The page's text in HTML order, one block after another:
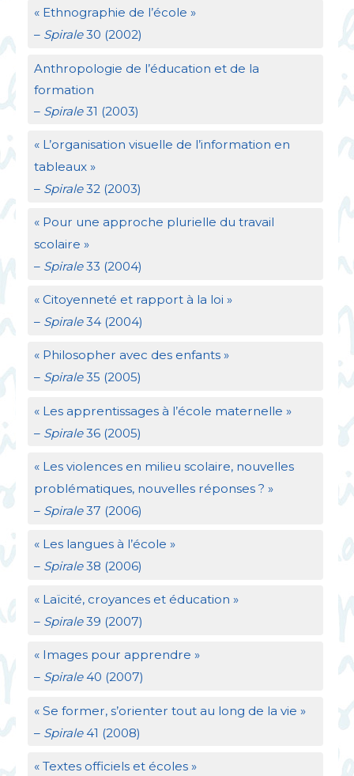
« Ethnographie de l’école »
– Spirale30 (2002)
Anthropologie de l’éducation et de la
formation
– Spirale31 (2003)
« L’organisation visuelle de l’information en
tableaux »
– Spirale32 (2003)
« Pour une approche plurielle du travail
scolaire »
– Spirale33 (2004)
« Citoyenneté et rapport à la loi »
– Spirale34 (2004)
« Philosopher avec des enfants »
– Spirale35 (2005)
« Les apprentissages à l’école maternelle »
– Spirale36 (2005)
« Les violences en milieu scolaire, nouvelles
problématiques, nouvelles réponses ? »
– Spirale37 (2006)
« Les langues à l’école »
– Spirale38 (2006)
« Laïcité, croyances et éducation »
– Spirale39 (2007)
« Images pour apprendre »
– Spirale40 (2007)
« Se former, s’orienter tout au long de la vie »
– Spirale41 (2008)
« Textes officiels et écoles »